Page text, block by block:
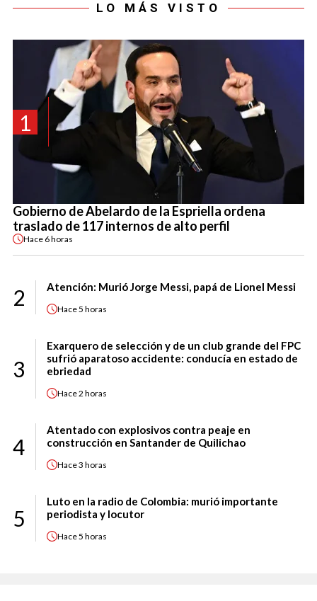
LO MÁS VISTO
1
Gobierno de Abelardo de la Espriella ordena
traslado de 117 internos de alto perfil
Hace 6 horas
2 Atención: Murió Jorge Messi, papá de Lionel Messi
Hace5 horas
3
Exarquero de selección y de un club grande del FPC
sufrió aparatoso accidente: conducía en estado de
ebriedad
Hace2 horas
4
Atentado con explosivos contra peaje en
construcción en Santander de Quilichao
Hace3 horas
5
Luto en la radio de Colombia: murió importante
periodista y locutor
Hace5 horas